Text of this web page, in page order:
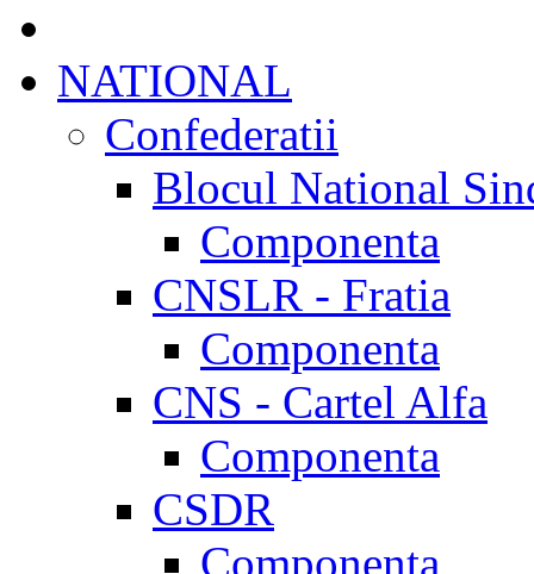
NATIONAL
Confederatii
Blocul National
Componenta
CNSLR - Fratia
Componenta
CNS - Cartel Alfa
Componenta
CSDR
Componenta